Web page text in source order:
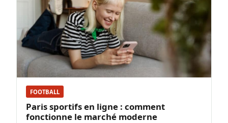
FOOTBALL
Paris sportifs en ligne : comment
fonctionne le marché moderne